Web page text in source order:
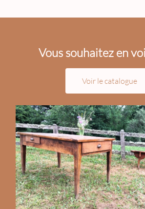
Vous souhaitez en
Voir le catalogue